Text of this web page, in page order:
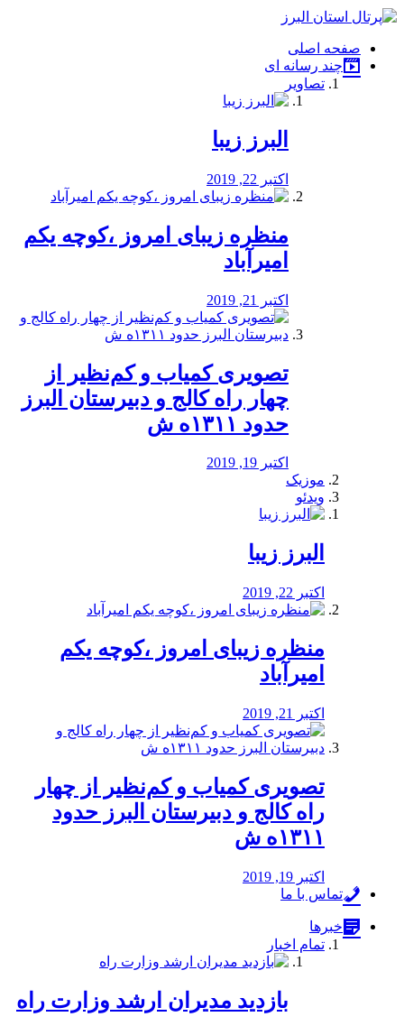
فصد
شرق
تهران
خشکشویی
صفحه اصلی
چند رسانه ای
تصاویر
البرز زیبا
اکتبر 22, 2019
منظره‌‌ زیبای امروز ،کوچه یکم
امیرآباد
اکتبر 21, 2019
️تصویری کمیاب و کم‌نظیر از
چهار راه كالج و دبيرستان البرز
حدود ۱۳۱۱ه ش
اکتبر 19, 2019
موزیک
ویدئو
البرز زیبا
اکتبر 22, 2019
منظره‌‌ زیبای امروز ،کوچه یکم
امیرآباد
اکتبر 21, 2019
️تصویری کمیاب و کم‌نظیر از چهار
راه كالج و دبيرستان البرز حدود
۱۳۱۱ه ش
اکتبر 19, 2019
تماس با ما
خبرها
تمام اخبار
بازدید مدیران ارشد وزارت راه